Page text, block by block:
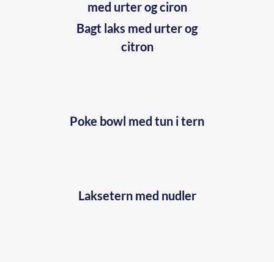
Bagt laks med urter og
citron
Poke bowl med tun i tern
Laksetern med nudler